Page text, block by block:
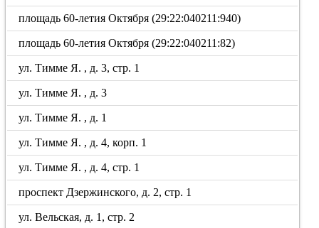
площадь 60-летия Октября (29:22:040211:940)
площадь 60-летия Октября (29:22:040211:82)
ул. Тимме Я. , д. 3, стр. 1
ул. Тимме Я. , д. 3
ул. Тимме Я. , д. 1
ул. Тимме Я. , д. 4, корп. 1
ул. Тимме Я. , д. 4, стр. 1
проспект Дзержинского, д. 2, стр. 1
ул. Вельская, д. 1, стр. 2